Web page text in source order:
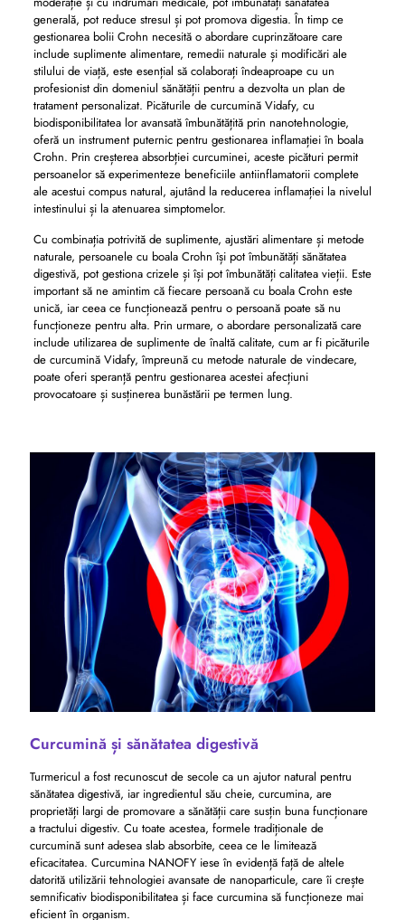
generală, pot reduce stresul și pot promova digestia. În timp ce
gestionarea bolii Crohn necesită o abordare cuprinzătoare care
include suplimente alimentare, remedii naturale și modificări ale
stilului de viață, este esențial să colaborați îndeaproape cu un
profesionist din domeniul sănătății pentru a dezvolta un plan de
tratament personalizat. Picăturile de curcumină Vidafy, cu
biodisponibilitatea lor avansată îmbunătățită prin nanotehnologie,
oferă un instrument puternic pentru gestionarea inflamației în boala
Crohn. Prin creșterea absorbției curcuminei, aceste picături permit
persoanelor să experimenteze beneficiile antiinflamatorii complete
ale acestui compus natural, ajutând la reducerea inflamației la nivelul
intestinului și la atenuarea simptomelor.
Cu combinația potrivită de suplimente, ajustări alimentare și metode
naturale, persoanele cu boala Crohn își pot îmbunătăți sănătatea
digestivă, pot gestiona crizele și își pot îmbunătăți calitatea vieții. Este
important să ne amintim că fiecare persoană cu boala Crohn este
unică, iar ceea ce funcționează pentru o persoană poate să nu
funcționeze pentru alta. Prin urmare, o abordare personalizată care
include utilizarea de suplimente de înaltă calitate, cum ar fi picăturile
de curcumină Vidafy, împreună cu metode naturale de vindecare,
poate oferi speranță pentru gestionarea acestei afecțiuni
provocatoare și susținerea bunăstării pe termen lung.
Curcumină și sănătatea digestivă
Turmericul a fost recunoscut de secole ca un ajutor natural pentru
sănătatea digestivă, iar ingredientul său cheie, curcumina, are
proprietăți largi de promovare a sănătății care susțin buna funcționare
a tractului digestiv. Cu toate acestea, formele tradiționale de
curcumină sunt adesea slab absorbite, ceea ce le limitează
eficacitatea. Curcumina NANOFY iese în evidență față de altele
datorită utilizării tehnologiei avansate de nanoparticule, care îi crește
semnificativ biodisponibilitatea și face curcumina să funcționeze mai
eficient în organism.